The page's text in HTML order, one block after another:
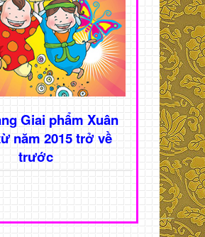
Giai phẩm Xuân
năm 2015 trở về
trước